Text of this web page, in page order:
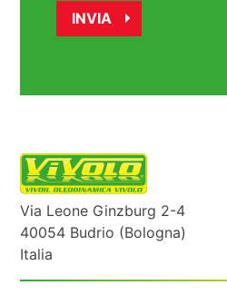
Via Leone Ginzburg 2-4
40054 Budrio (Bologna)
Italia